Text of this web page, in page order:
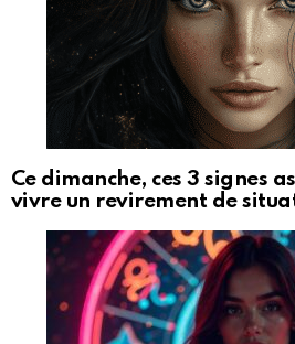
Ce dimanche, ces 3 signes
vivre un revirement de